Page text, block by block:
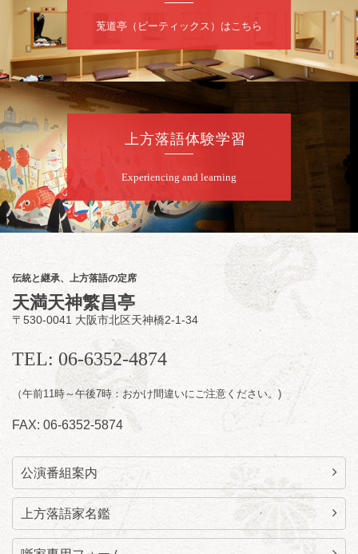
開演：午後6時30分（6時開場）全席指定
お問合せ：米朝事務所 06-6365-8281（平日
10時～18時）
★菟道亭配信あり
入はこちらをクリック
8月8日（土）
第2回 智之介・力造 二人会
笑福亭智之介「昭和任侠伝」「天王寺詣り」
／桂力造「桃太郎」「本膳」／桂二豆「開口
開演：午前10時（9時30分 開場
）
前売2,000円 当日 2,500円
お問合せ：智之介・力造 二人会事務局 090-
7762-6268
莵道亭（ピーティックス）はこちら
上方落語体験学習
Experiencing and learning
伝統と継承、上方落語の定席
天満天神繁昌亭
〒530-0041 大阪市北区天神橋2-1-34
TEL: 06-6352-4874
（午前11時～午後7時：おかけ間違いにご注意ください。)
FAX: 06-6352-5874
公演番組案内
上方落語家名鑑